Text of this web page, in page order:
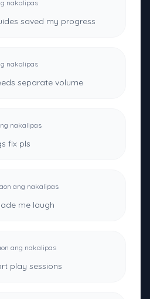
nakalipas
saved my progress
nakalipas
separate volume
nakalipas
fix pls
ang nakalipas
me laugh
ang nakalipas
play sessions